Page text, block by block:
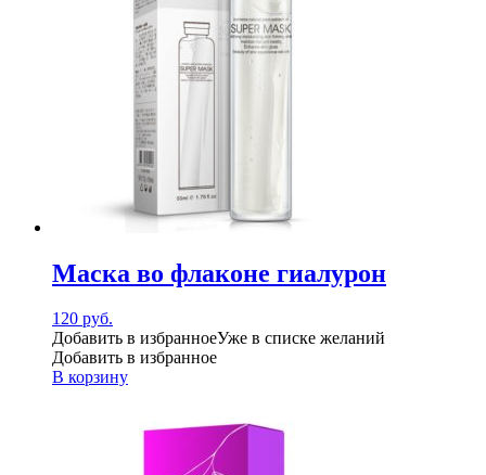
Маска во флаконе гиалурон
120 руб.
Добавить в избранноеУже в списке желаний
Добавить в избранное
В корзину